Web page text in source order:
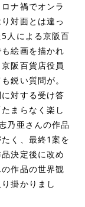
ナ禍でオンラ
対面とは違っ
人による京阪百
絵画を描かれ
阪百貨店役員
鋭い質問が。
対する受け答
まらなく楽し
乃亜さんの作品
く、最終1案を
決定後に改め
の作品の世界観
掛かりまし